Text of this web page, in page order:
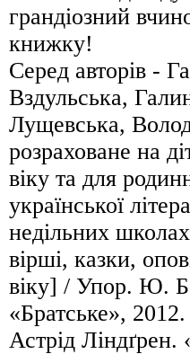
грандіозний
книжку!
Серед авторів -
Вздульська,
Лущевська,
розраховане на
віку та для
української
недільних
вірші, казки,
віку] / Упор. Ю.
«Братське»,
Астрід Ліндґрен.